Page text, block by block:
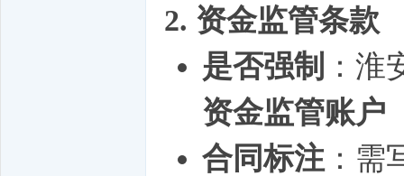
2. 资金监管条款
是否强制 ：
资金监管账户
合同标注 ：